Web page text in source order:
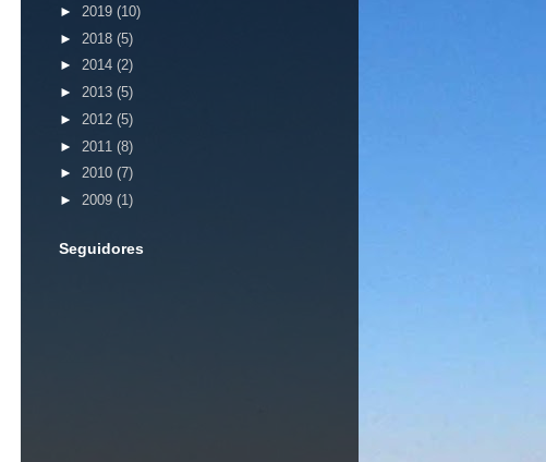
► 2019 (10)
► 2018 (5)
► 2014 (2)
► 2013 (5)
► 2012 (5)
► 2011 (8)
► 2010 (7)
► 2009 (1)
Seguidores